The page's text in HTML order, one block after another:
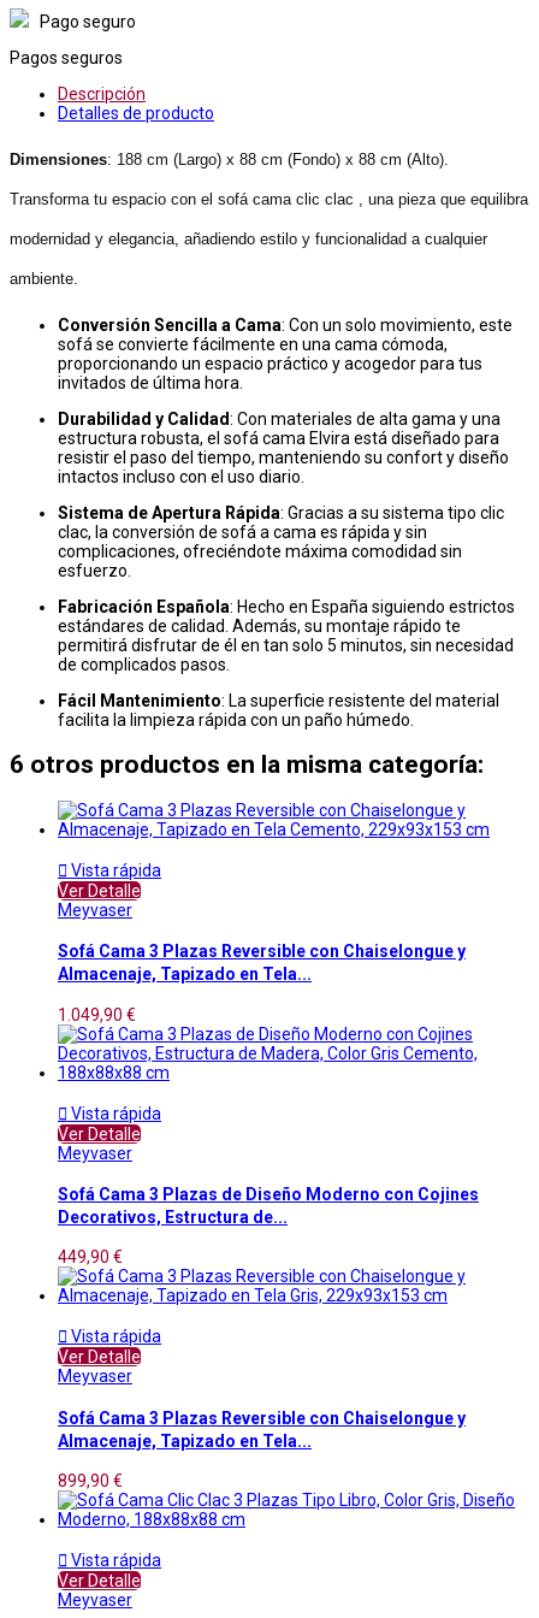
Pago seguro
Pagos seguros
Descripción
Detalles de producto
Dimensiones: 188 cm (Largo) x 88 cm (Fondo) x 88 cm (Alto).
Transforma tu espacio con el sofá cama clic clac , una pieza que equilibra
modernidad y elegancia, añadiendo estilo y funcionalidad a cualquier
ambiente.
Conversión Sencilla a Cama: Con un solo movimiento, este
sofá se convierte fácilmente en una cama cómoda,
proporcionando un espacio práctico y acogedor para tus
invitados de última hora.
Durabilidad y Calidad: Con materiales de alta gama y una
estructura robusta, el sofá cama Elvira está diseñado para
resistir el paso del tiempo, manteniendo su confort y diseño
intactos incluso con el uso diario.
Sistema de Apertura Rápida: Gracias a su sistema tipo clic
clac, la conversión de sofá a cama es rápida y sin
complicaciones, ofreciéndote máxima comodidad sin
esfuerzo.
Fabricación Española: Hecho en España siguiendo estrictos
estándares de calidad. Además, su montaje rápido te
permitirá disfrutar de él en tan solo 5 minutos, sin necesidad
de complicados pasos.
Fácil Mantenimiento: La superficie resistente del material
facilita la limpieza rápida con un paño húmedo.
6 otros productos en la misma categoría:
 Vista rápida
Ver Detalle
Meyvaser
Sofá Cama 3 Plazas Reversible con Chaiselongue y
Almacenaje, Tapizado en Tela...
1.049,90 €
 Vista rápida
Ver Detalle
Meyvaser
Sofá Cama 3 Plazas de Diseño Moderno con Cojines
Decorativos, Estructura de...
449,90 €
 Vista rápida
Ver Detalle
Meyvaser
Sofá Cama 3 Plazas Reversible con Chaiselongue y
Almacenaje, Tapizado en Tela...
899,90 €
 Vista rápida
Ver Detalle
Meyvaser